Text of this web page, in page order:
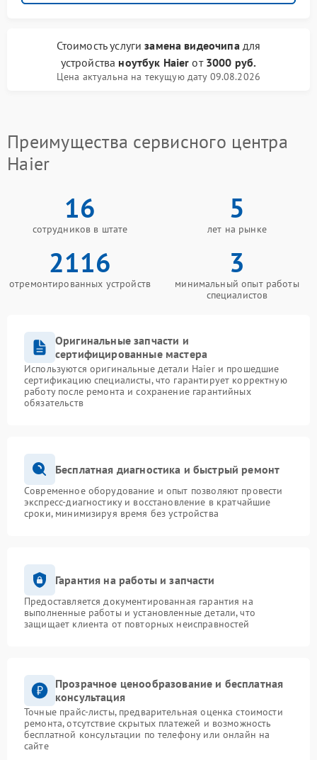
Стоимость услугизамена видеочипадля
устройства ноутбук Haier от 3000 руб.
Цена актуальна на текущую дату 09.08.2026
Преимущества сервисного центра
Haier
16
сотрудников в штате
5
лет на рынке
2116
отремонтированных устройств
3
минимальный опыт работы
специалистов
Оригинальные запчасти и
сертифицированные мастера
Используются оригинальные детали Haier и прошедшие
сертификацию специалисты, что гарантирует корректную
работу после ремонта и сохранение гарантийных
обязательств
Бесплатная диагностика и быстрый ремонт
Современное оборудование и опыт позволяют провести
экспресс-диагностику и восстановление в кратчайшие
сроки, минимизируя время без устройства
Гарантия на работы и запчасти
Предоставляется документированная гарантия на
выполненные работы и установленные детали, что
защищает клиента от повторных неисправностей
Прозрачное ценообразование и бесплатная
консультация
Точные прайс-листы, предварительная оценка стоимости
ремонта, отсутствие скрытых платежей и возможность
бесплатной консультации по телефону или онлайн на
сайте